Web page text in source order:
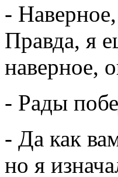
-
Правда, я
наверное,
- Рады
- Да как
но я